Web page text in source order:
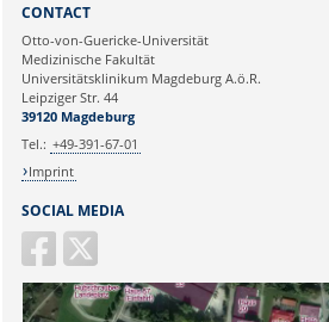
Ihre E-Mailadresse:
Ihr Anliegen:
SOCIAL MEDIA
CONTACT
Otto-von-Guericke-Universität
Medizinische Fakultät
Universitätsklinikum Magdeburg A.ö.R.
Leipziger Str. 44
39120 Magdeburg
Tel.: +49-391-67-01
Imprint